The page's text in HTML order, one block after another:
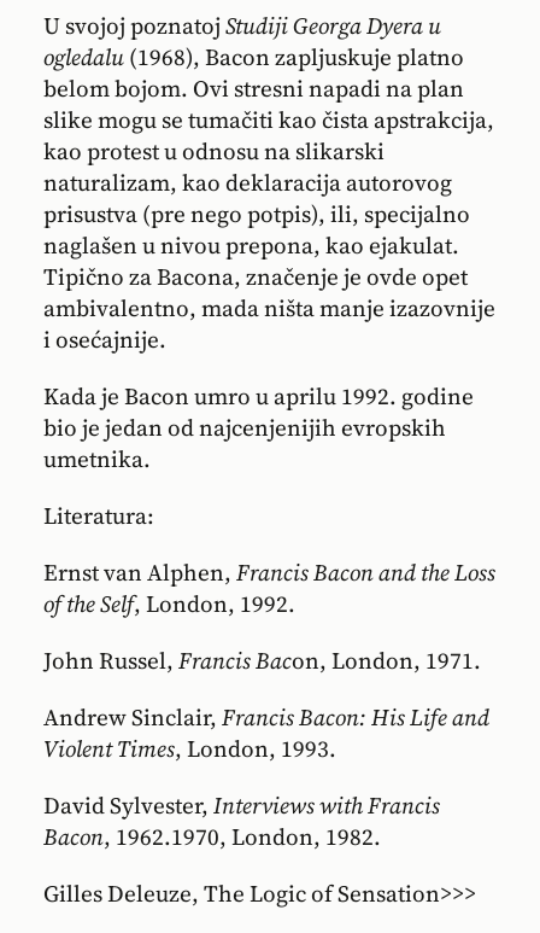
U svojoj poznatojStudiji Georga Dyera u
ogledalu(1968), Bacon zapljuskuje platno
belom bojom. Ovi stresni napadi na plan
slike mogu se tumačiti kao čista apstrakcija,
kao protest u odnosu na slikarski
naturalizam, kao deklaracija autorovog
prisustva (pre nego potpis), ili, specijalno
naglašen u nivou prepona, kao ejakulat.
Tipično za Bacona, značenje je ovde opet
ambivalentno, mada ništa manje izazovnije
i osećajnije.
Kada je Bacon umro u aprilu 1992. godine
bio je jedan od najcenjenijih evropskih
umetnika.
Literatura:
Ernst van Alphen,Francis Bacon and the Loss
of the Self, London, 1992.
John Russel,Francis Bacon, London, 1971.
Andrew Sinclair,Francis Bacon: His Life and
Violent Times, London, 1993.
David Sylvester,Interviews with Francis
Bacon, 1962.1970, London, 1982.
Gilles Deleuze, The Logic of Sensation>>>